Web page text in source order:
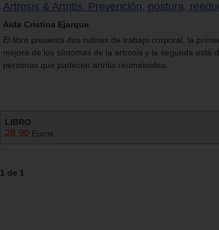
Artrosis & Artritis. Prevención, postura,
Aida Cristina Ejarque
El libro presenta dos rutinas de trabajo corporal, la
mejora de los síntomas de la artrosis y la segunda está
personas que padecen artritis reumatoidea.
LIBRO
28.90 Euros
1 de 1